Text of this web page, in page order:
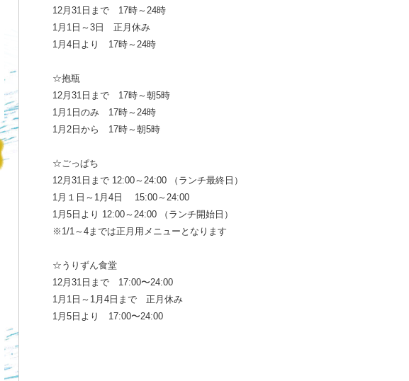
12月31日まで 17時～24時
1月1日～3日 正月休み
1月4日より 17時～24時
☆抱瓶
12月31日まで 17時～朝5時
1月1日のみ 17時～24時
1月2日から 17時～朝5時
☆ごっぱち
12月31日まで 12:00～24:00 （ランチ最終日）
1月１日～1月4日 15:00～24:00
1月5日より 12:00～24:00 （ランチ開始日）
※1/1～4までは正月用メニューとなります
☆うりずん食堂
12月31日まで 17:00〜24:00
1月1日～1月4日まで 正月休み
1月5日より 17:00〜24:00